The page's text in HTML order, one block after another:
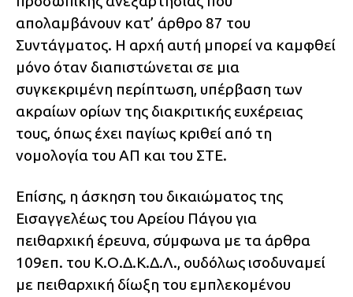
απολαμβάνουν κατ’ άρθρο 87 του
Συντάγματος. Η αρχή αυτή μπορεί να καμφθεί
μόνο όταν διαπιστώνεται σε μια
συγκεκριμένη περίπτωση, υπέρβαση των
ακραίων ορίων της διακριτικής ευχέρειας
τους, όπως έχει παγίως κριθεί από τη
νομολογία του ΑΠ και του ΣΤΕ.
Επίσης, η άσκηση του δικαιώματος της
Εισαγγελέως του Αρείου Πάγου για
πειθαρχική έρευνα, σύμφωνα με τα άρθρα
109επ. του Κ.Ο.Δ.Κ.Δ.Λ., ουδόλως ισοδυναμεί
με πειθαρχική δίωξη του εμπλεκομένου